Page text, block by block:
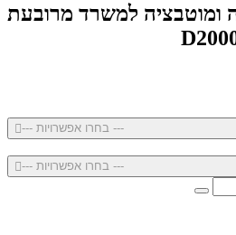
ומוטבציה למשרד מרובעת
--- בחרו אפשרויות ---
--- בחרו אפשרויות ---